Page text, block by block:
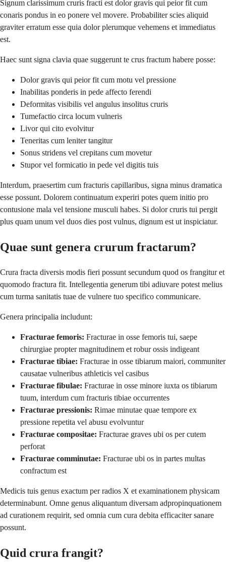
Signum clarissimum cruris fracti est dolor gravis qui peior fit cum
conaris pondus in eo ponere vel movere. Probabiliter scies aliquid
graviter erratum esse quia dolor plerumque vehemens et immediatus
est.
Haec sunt signa clavia quae suggerunt te crus fractum habere posse:
Dolor gravis qui peior fit cum motu vel pressione
Inabilitas ponderis in pede affecto ferendi
Deformitas visibilis vel angulus insolitus cruris
Tumefactio circa locum vulneris
Livor qui cito evolvitur
Teneritas cum leniter tangitur
Sonus stridens vel crepitans cum movetur
Stupor vel formicatio in pede vel digitis tuis
Interdum, praesertim cum fracturis capillaribus, signa minus dramatica
esse possunt. Dolorem continuatum experiri potes quem initio pro
contusione mala vel tensione musculi habes. Si dolor cruris tui pergit
plus quam unum vel duos dies post vulnus, dignum est ut inspiciatur.
Quae sunt genera crurum fractarum?
Crura fracta diversis modis fieri possunt secundum quod os frangitur et
quomodo fractura fit. Intellegentia generum tibi adiuvare potest melius
cum turma sanitatis tuae de vulnere tuo specifico communicare.
Genera principalia includunt:
Fracturae femoris: Fracturae in osse femoris tui, saepe
chirurgiae propter magnitudinem et robur ossis indigeant
Fracturae tibiae: Fracturae in osse tibiarum maiori, communiter
causatae vulneribus athleticis vel casibus
Fracturae fibulae: Fracturae in osse minore iuxta os tibiarum
tuum, interdum cum fracturis tibiae occurrentes
Fracturae pressionis: Rimae minutae quae tempore ex
pressione repetita vel abusu evolvuntur
Fracturae compositae: Fracturae graves ubi os per cutem
perforat
Fracturae comminutae: Fracturae ubi os in partes multas
confractum est
Medicis tuis genus exactum per radios X et examinationem physicam
determinabunt. Omne genus aliquantum diversam adpropinquationem
ad curationem requirit, sed omnia cum cura debita efficaciter sanare
possunt.
Quid crura frangit?